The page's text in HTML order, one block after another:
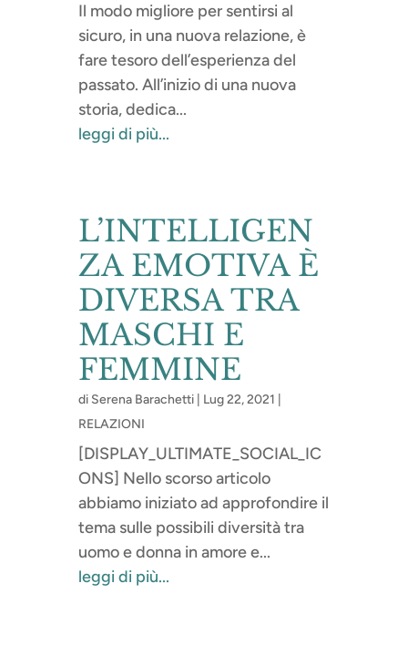
Il modo migliore per sentirsi al
sicuro, in una nuova relazione, è
fare tesoro dell’esperienza del
passato. All’inizio di una nuova
storia, dedica...
leggi di più...
L’INTELLIGEN
ZA EMOTIVA È
DIVERSA TRA
MASCHI E
FEMMINE
di Serena Barachetti Lug 22, 2021
RELAZIONI
[DISPLAY_ULTIMATE_SOCIAL_IC
ONS] Nello scorso articolo
abbiamo iniziato ad approfondire il
tema sulle possibili diversità tra
uomo e donna in amore e...
leggi di più...